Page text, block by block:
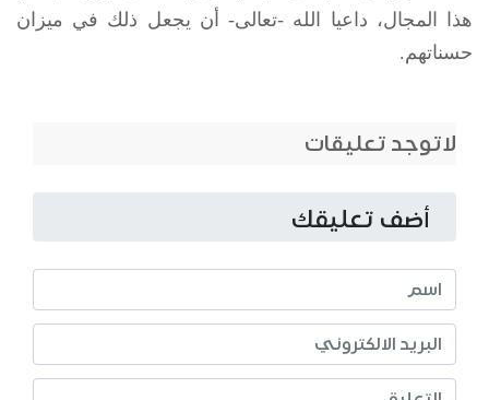
هذا المجال، داعيا الله -تعالى- أن يجعل ذلك في ميزان
حسناتهم.
لاتوجد تعليقات
أضف تعليقك